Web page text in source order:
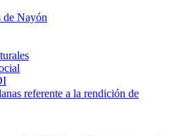
de Nayón
referente a la rendición de